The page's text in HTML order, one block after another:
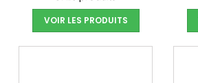
VOIR LES PRODUITS